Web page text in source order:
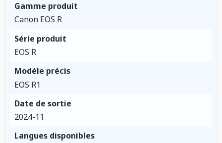
Gamme produit
Canon EOS R
Série produit
EOS R
Modèle précis
EOS R1
Date de sortie
2024-11
Langues disponibles